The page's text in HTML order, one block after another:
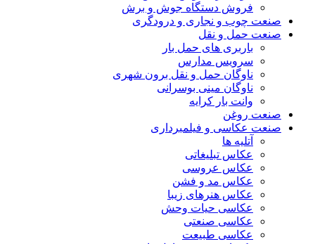
فروش دستگاه جوش و برش
صنعت چوب و نجاری و درودگری
صنعت حمل و نقل
باربری های حمل بار
سرویس مدارس
ناوگان حمل و نقل برون شهری
ناوگان مینی بوسرانی
وانت بار کرایه
صنعت روغن
صنعت عکاسی و فیلمبرداری
آتلیه ها
عکاس تبلیغاتی
عکاس عروسی
عکاس مد و فشن
عکاس هنرهای زیبا
عکاسی حیات وحش
عکاسی صنعتی
عکاسی طبیعت